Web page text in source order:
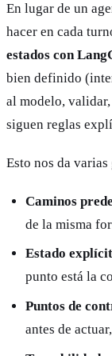
En lugar de un
hacer en cada
estados con
bien definido
al modelo,
siguen reglas
Esto nos da varias
Caminos
de la misma
Estado
punto está la
Puntos de
antes de